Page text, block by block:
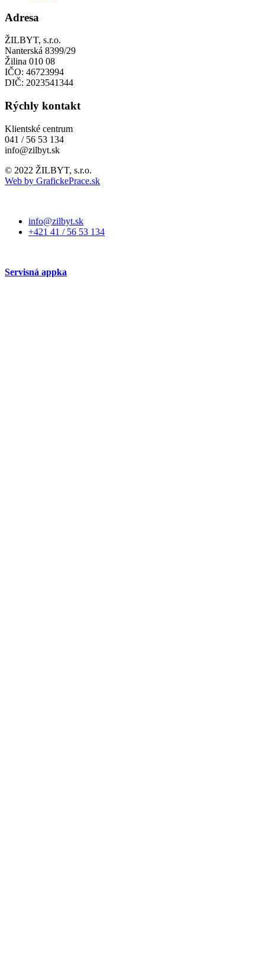
Adresa
ŽILBYT, s.r.o.
Nanterská 8399/29
Žilina 010 08
IČO: 46723994
DIČ: 2023541344
Rýchly kontakt
Klientské centrum
041 / 56 53 134
info@zilbyt.sk
© 2022 ŽILBYT, s.r.o.
Web by GrafickePrace.sk
info@zilbyt.sk
+421 41 / 56 53 134
Servisná appka